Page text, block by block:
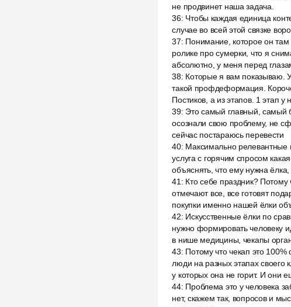
не продвинет наша задача.
36: Чтобы каждая единица
случае во всей этой связке
37: Понимание, которое он там
ролике про сумерки, что я
абсолютно, у меня перед
38: Которые я вам показываю.
такой профдеформация.
Постиков, а из этапов. 1 этап у
39: Это самый главный, самый
осознали свою проблему, не
сейчас постараюсь перевести
40: Максимально релевантные
услуга с горячим спросом
объяснять, что ему нужна
41 : Кто себе праздник?
отмечают все, все готовят
покупки именно нашей ёлки
42: Искусственные ёлки по
нужно формировать человеку
в нише медицины, чекапы
43: Потому что чекап это
люди на разных этапах своего
у которых она не горит. И они
44: Проблема это у человека
нет, скажем так, вопросов и